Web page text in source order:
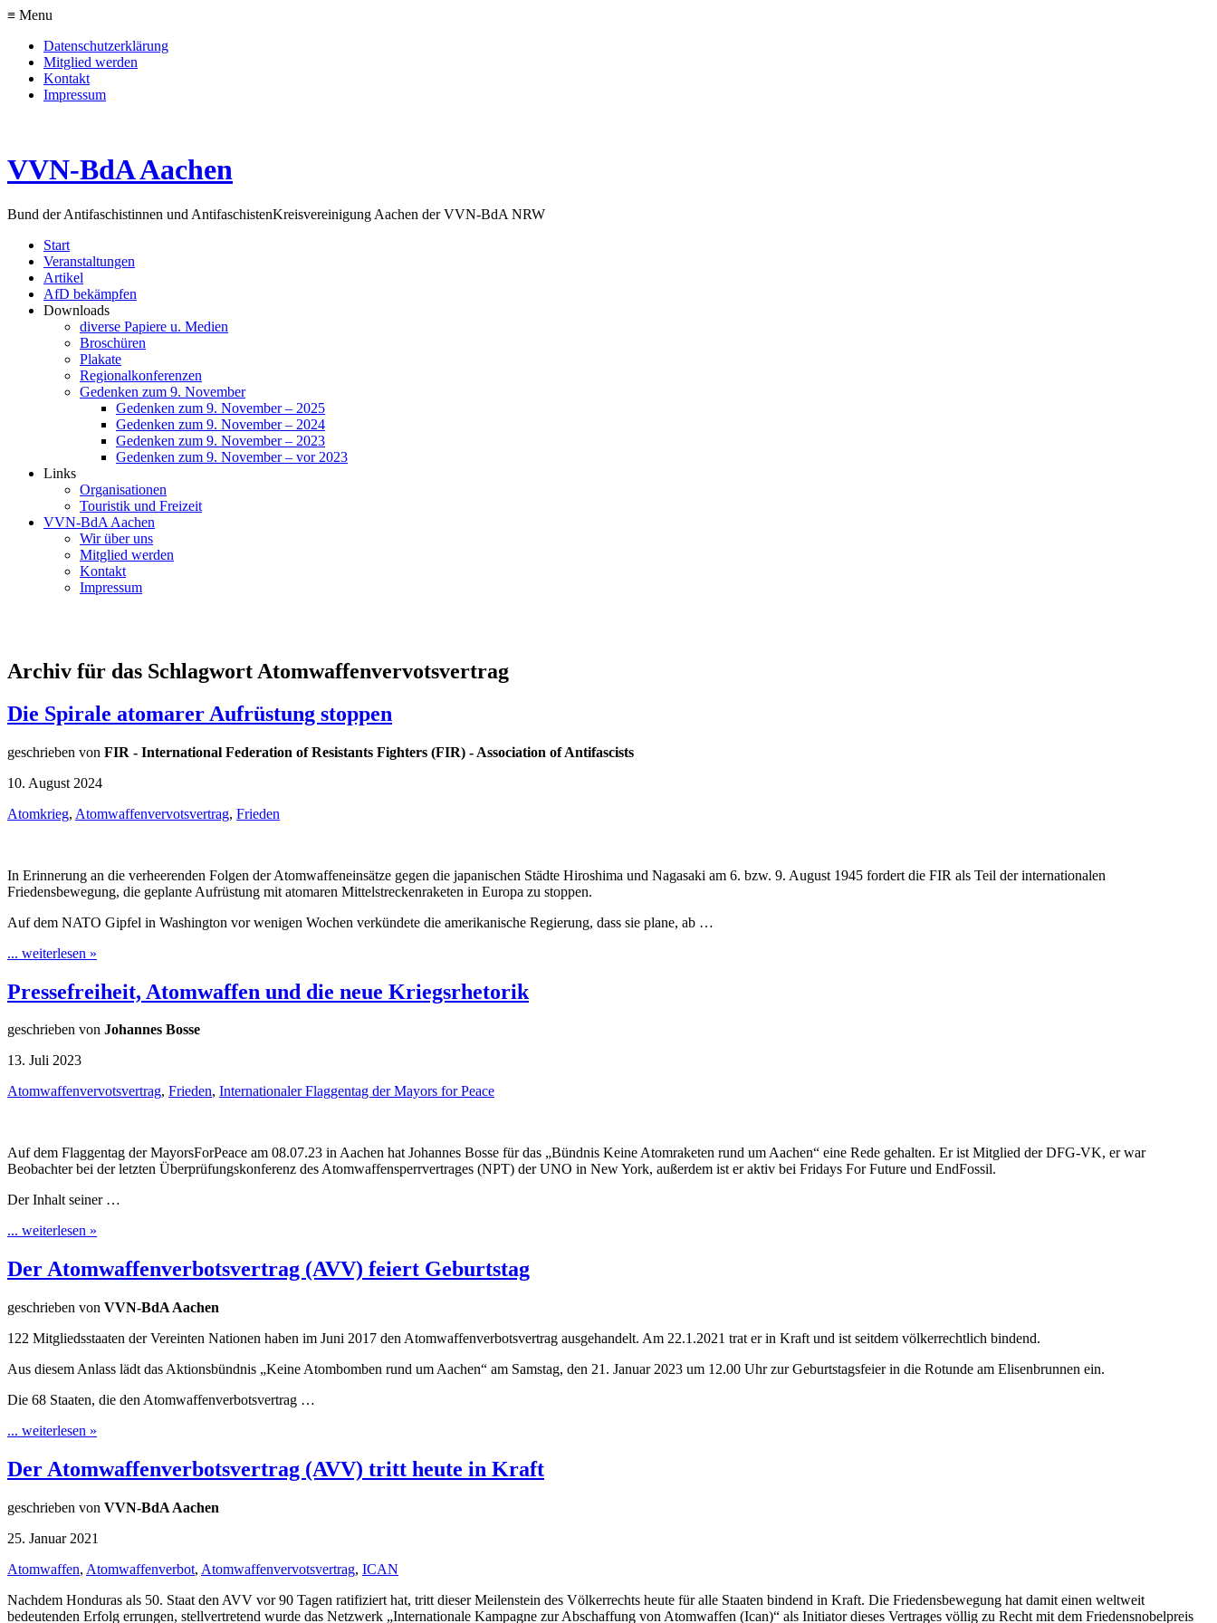
≡ Menu
Datenschutzerklärung
Mitglied werden
Kontakt
Impressum
VVN-BdA Aachen
Bund der Antifaschistinnen und AntifaschistenKreisvereinigung Aachen der VVN-BdA NRW
Start
Veranstaltungen
Artikel
AfD bekämpfen
Downloads
diverse Papiere u. Medien
Broschüren
Plakate
Regionalkonferenzen
Gedenken zum 9. November
Gedenken zum 9. November – 2025
Gedenken zum 9. November – 2024
Gedenken zum 9. November – 2023
Gedenken zum 9. November – vor 2023
Links
Organisationen
Touristik und Freizeit
VVN-BdA Aachen
Wir über uns
Mitglied werden
Kontakt
Impressum
Archiv für das Schlagwort Atomwaffenvervotsvertrag
Die Spirale atomarer Aufrüstung stoppen
geschrieben von FIR - International Federation of Resistants Fighters (FIR) - Association of Antifascists
10. August 2024
Atomkrieg, Atomwaffenvervotsvertrag, Frieden
In Erinnerung an die verheerenden Folgen der Atomwaffeneinsätze gegen die japanischen Städte Hiroshima und Nagasaki am 6. bzw. 9. August 1945 fordert die FIR als Teil der internationalen
Friedensbewegung, die geplante Aufrüstung mit atomaren Mittelstreckenraketen in Europa zu stoppen.
Auf dem NATO Gipfel in Washington vor wenigen Wochen verkündete die amerikanische Regierung, dass sie plane, ab …
... weiterlesen »
Pressefreiheit, Atomwaffen und die neue Kriegsrhetorik
geschrieben von Johannes Bosse
13. Juli 2023
Atomwaffenvervotsvertrag, Frieden, Internationaler Flaggentag der Mayors for Peace
Auf dem Flaggentag der MayorsForPeace am 08.07.23 in Aachen hat Johannes Bosse für das „Bündnis Keine Atomraketen rund um Aachen“ eine Rede gehalten. Er ist Mitglied der DFG-VK, er war
Beobachter bei der letzten Überprüfungskonferenz des Atomwaffensperrvertrages (NPT) der UNO in New York, außerdem ist er aktiv bei Fridays For Future und EndFossil.
Der Inhalt seiner …
... weiterlesen »
Der Atomwaffenverbotsvertrag (AVV) feiert Geburtstag
geschrieben von VVN-BdA Aachen
122 Mitgliedsstaaten der Vereinten Nationen haben im Juni 2017 den Atomwaffenverbotsvertrag ausgehandelt. Am 22.1.2021 trat er in Kraft und ist seitdem völkerrechtlich bindend.
Aus diesem Anlass lädt das Aktionsbündnis „Keine Atombomben rund um Aachen“ am Samstag, den 21. Januar 2023 um 12.00 Uhr zur Geburtstagsfeier in die Rotunde am Elisenbrunnen ein.
Die 68 Staaten, die den Atomwaffenverbotsvertrag …
... weiterlesen »
Der Atomwaffenverbotsvertrag (AVV) tritt heute in Kraft
geschrieben von VVN-BdA Aachen
25. Januar 2021
Atomwaffen, Atomwaffenverbot, Atomwaffenvervotsvertrag, ICAN
Nachdem Honduras als 50. Staat den AVV vor 90 Tagen ratifiziert hat, tritt dieser Meilenstein des Völkerrechts heute für alle Staaten bindend in Kraft. Die Friedensbewegung hat damit einen weltweit
bedeutenden Erfolg errungen, stellvertretend wurde das Netzwerk „Internationale Kampagne zur Abschaffung von Atomwaffen (Ican)“ als Initiator dieses Vertrages völlig zu Recht mit dem Friedensnobelpreis